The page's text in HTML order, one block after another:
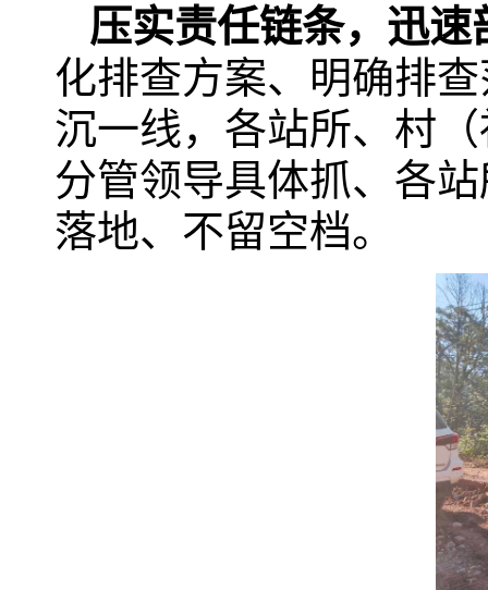
压实责任链条，迅速
化排查方案、明确排
沉一线，各站所、村
分管领导具体抓、各
落地、不留空档。